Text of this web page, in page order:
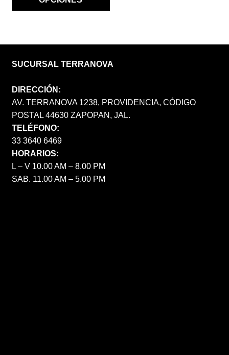
PRODUCTO
SUCURSAL TERRANOVA
DIRECCIÓN:
AV. TERRANOVA 1238, PROVIDENCIA, CÓDIGO
POSTAL 44630 ZAPOPAN, JAL.
TELÉFONO:
33 3640 6469
HORARIOS:
L – V 10.00 AM – 8.00 PM
SAB. 11.00 AM – 5.00 PM